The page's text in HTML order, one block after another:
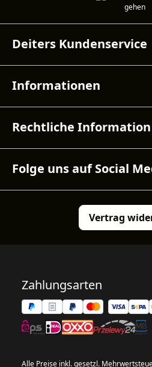
Deiters Kundenservice
Informationen
Rechtliche Information
Folge uns auf Social
Vertrag
Zahlungsarten
Alle Preise inkl. gesetzl.